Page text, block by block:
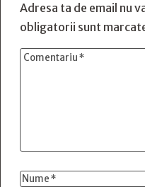
Adresa ta de email nu
obligatorii sunt